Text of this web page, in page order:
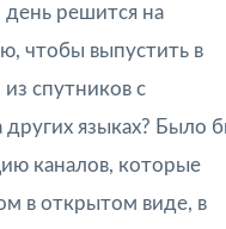
решится на
чтобы выпустить в
спутников с
языках? Было
каналов, которые
в открытом виде, в